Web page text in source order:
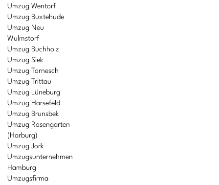
Umzug Wentorf
Umzug Buxtehude
Umzug Neu
Wulmstorf
Umzug Buchholz
Umzug Siek
Umzug Tornesch
Umzug Trittau
Umzug Lüneburg
Umzug Harsefeld
Umzug Brunsbek
Umzug Rosengarten
(Harburg)
Umzug Jork
Umzugsunternehmen
Hamburg
Umzugsfirma